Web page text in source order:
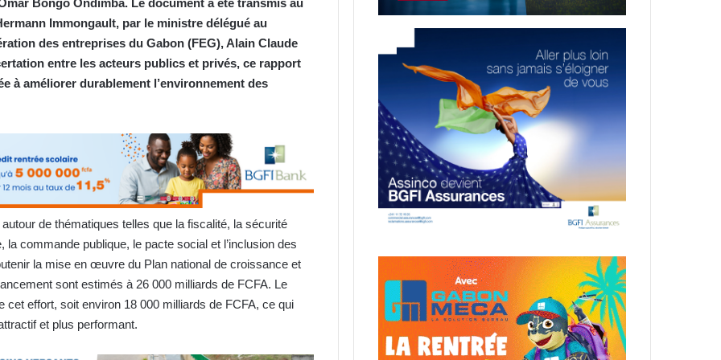
Bongo Ondimba. Le document a été transmis au
Immongault, par le ministre délégué au
des entreprises du Gabon (FEG), Alain Claude
entre les acteurs publics et privés, ce rapport
à améliorer durablement l’environnement des
de thématiques telles que la fiscalité, la sécurité
commande publique, le pacte social et l’inclusion des
la mise en œuvre du Plan national de croissance et
sont estimés à 26 000 milliards de FCFA. Le
effort, soit environ 18 000 milliards de FCFA, ce qui
et plus performant.